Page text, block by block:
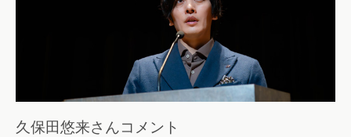
久保田悠来さんコメント